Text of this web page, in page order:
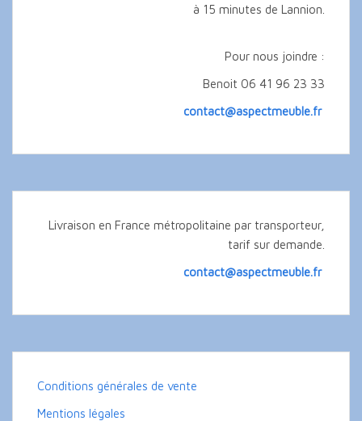
à 15 minutes de Lannion.
Pour nous joindre :
Benoit 06 41 96 23 33
contact@aspectmeuble.fr
Livraison en France métropolitaine par transporteur,
tarif sur demande.
contact@aspectmeuble.fr
Conditions générales de vente
Mentions légales